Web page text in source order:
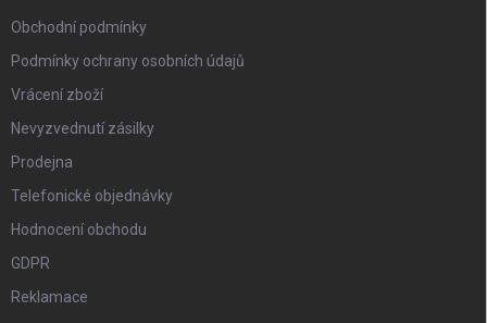
Obchodní podmínky
Podmínky ochrany osobních údajů
Vrácení zboží
Nevyzvednutí zásilky
Prodejna
Telefonické objednávky
Hodnocení obchodu
GDPR
Reklamace